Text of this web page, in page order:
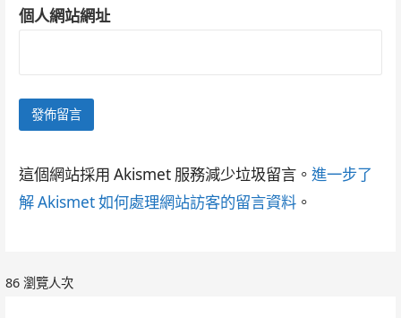
個人網站網址
這個網站採用 Akismet 服務減少垃圾留言。 進一步了
解 Akismet 如何處理網站訪客的留言資料。
86 瀏覽人次